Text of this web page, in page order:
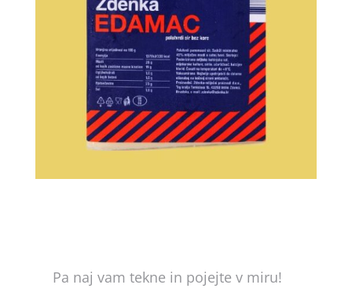
Pa naj vam tekne in pojejte v miru!